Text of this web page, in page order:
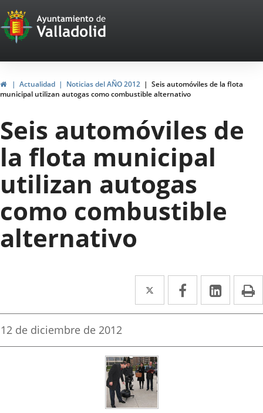
Portal
Web
del
Ayuntamiento
de
Valladolid
HomeActualidad Noticias del AÑO 2012
Seis automóviles de la flota
municipal utilizan autogas como combustible alternativo
Seis automóviles de
la flota municipal
utilizan autogas
como combustible
alternativo
Twitter
Enlace
a
aplicación
externa.
Facebook
Enlace
a
aplicación
Enlace
a
Fecha
la
12 de diciembre de 2012